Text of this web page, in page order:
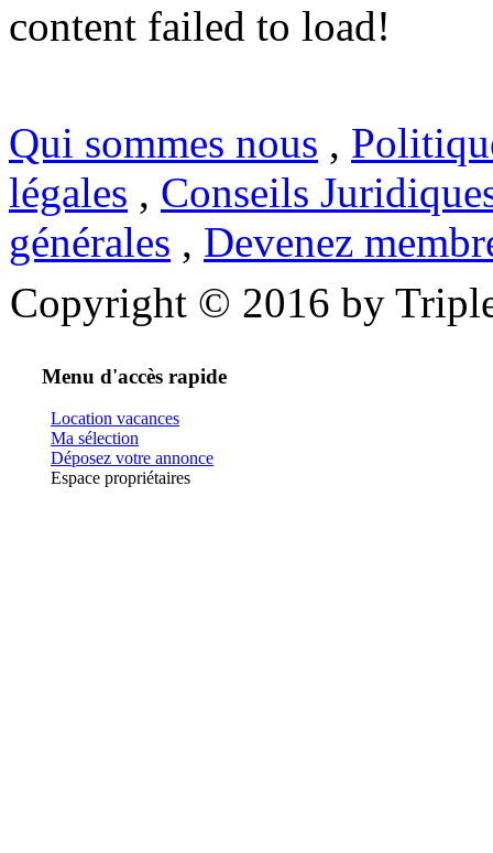
content failed to load!
Qui sommes nous ,
légales , Conseils
générales , Devenez
Copyright © 2016 by
Menu d'accès rapide
Location vacances
Ma sélection
Déposez votre annonce
Espace propriétaires